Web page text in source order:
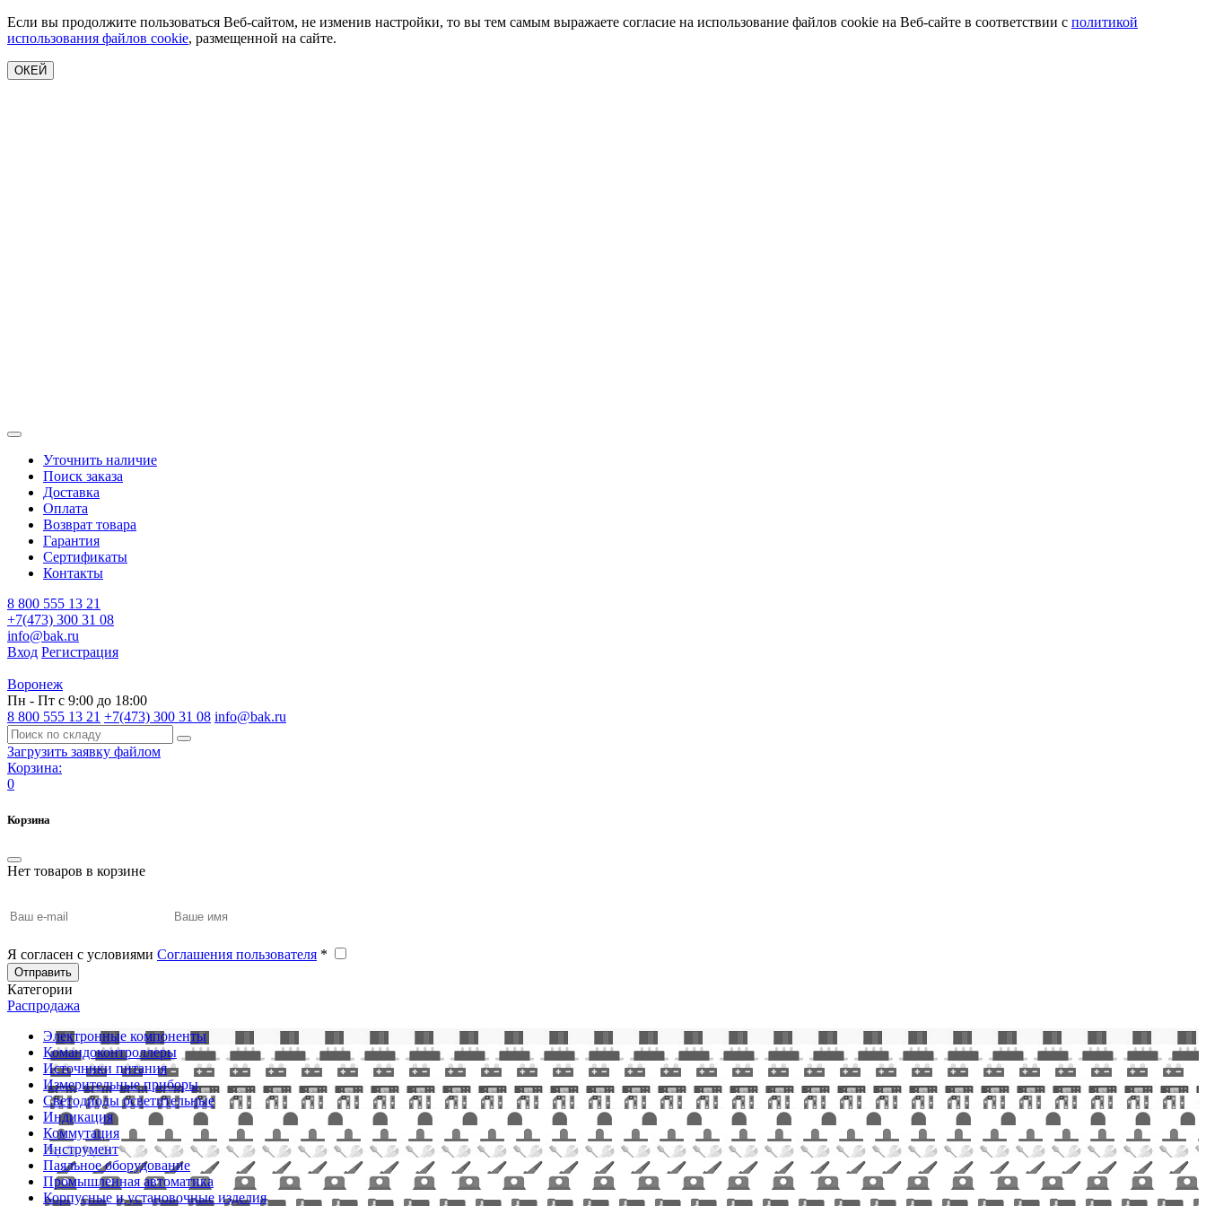
Если вы продолжите пользоваться Веб-сайтом, не изменив настройки, то вы тем самым выражаете согласие на использование файлов cookie на Веб-сайте в соответствии с политикой
использования файлов cookie, размещенной на сайте.
ОКЕЙ
Уточнить наличие
Поиск заказа
Доставка
Оплата
Возврат товара
Гарантия
Сертификаты
Контакты
8 800 555 13 21
+7(473) 300 31 08
info@bak.ru
Вход Регистрация
Воронеж
Пн - Пт с 9:00 до 18:00
8 800 555 13 21 +7(473) 300 31 08 info@bak.ru
Загрузить заявку файлом
Корзина:
0
Корзина
Нет товаров в корзине
Я согласен с условиями Соглашения пользователя *
Отправить
Категории
Распродажа
Электронные компоненты
Командоконтроллеры
Источники питания
Измерительные приборы
Светодиоды осветительные
Индикация
Коммутация
Инструмент
Паяльное оборудование
Промышленная автоматика
Корпусные и установочные изделия